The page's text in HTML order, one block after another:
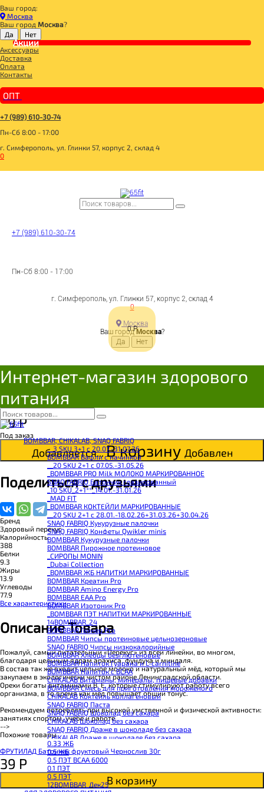
Ваш город:
Москва
Ваш город Москва?
Акции
Аксессуары
Доставка
Оплата
Контакты
ОПТ
+7 (989) 610-30-74
Пн-Сб 8:00 - 17:00
г. Симферополь, ул. Глинки 57, корпус 2, склад 4
0
+7 (989) 610-30-74
Пн-Сб 8:00 - 17:00
г. Симферополь, ул. Глинки 57, корпус 2, склад 4
0
0Р
Москва
Ваш городМосква?
Интернет-магазин здорового
питания
BOMBBAR, CHIKALAB, SNAQ FABRIQ
__3 SKU 3+1 с 20.07.-31.07.26
BOMBBAR Вафли с начинкой
__20 SKU 2+1 с 07.05.-31.05.26
_BOMBBAR PRO Milk МОЛОКО МАРКИРОВАННОЕ
SNAQ FABRIQ Батончик глазированный
_10 SKU_2+1**_14.01.-31.01.26
_MAD FIT
_BOMBBAR КОКТЕЙЛИ МАРКИРОВАННЫЕ
__20 SKU 2+1 с 28.01.-18.02.26+31.03.26+30.04.26
SNAQ FABRIQ Кукурузные палочки
SNAQ FABRIQ Конфеты Qwikler minis
BOMBBAR Кукурузные палочки
BOMBBAR Пирожное протеиновое
_CИРОПЫ MONIN
_Dubai Collection
_BOMBBAR ЖБ НАПИТКИ МАРКИРОВАННЫЕ
BOMBBAR Креатин Pro
BOMBBAR Amino Energy Pro
BOMBBAR EAA Pro
BOMBBAR Изотоник Pro
_BOMBBAR ПЭТ НАПИТКИ МАРКИРОВАННЫЕ
14BOMBBAR_24
BOMBBAR Гейнер Pro
BOMBBAR Чипсы протеиновые цельнозерновые
SNAQ FABRIQ Чипсы низкокалорийные
BOMBBAR Хлебцы безглютеновые
BOMBBAR Напиток Гуарана и L-carnitine
BOMBBAR Напиток с BCAA
CHIKALAB Витамины, минералы, пищевые добавки
BOMBBAR Смесь для приготовления мороженого
CHIKALAB Коктейль коллагеновый
SNAQ FABRIQ Паста
SNAQ FABRIQ Шоколад без сахара
CHIKALAB Шоколад без сахара
SNAQ FABRIQ Драже в шоколаде без сахара
CHIKALAB Драже в шоколаде без сахара
BOMBBAR Каша овсяная с белком
BOMBBAR Джем низкокалорийный
BOMBBAR Сахарозаменитель
BOMBBAR Паста
CHIKALAB Паста
CHIKALAB Смеси для выпечки
0.33 ЖБ
0.5 ЖБ
0.5 ПЭТ ВСАА 6000
0.1 ПЭТ
0.5 ПЭТ
12BOMBBAR_Дек25
Главная
ДЛЯ ЗДОРОВОГО ПИТАНИЯ
СЛАДОСТИ И СНЕКИ
СНЭКИ И БАТОНЧИКИ
ЗДОРОВЫЙ ПЕРЕКУС Батончик-мюсли с орехами и медом 60г
ЗДОРОВЫЙ ПЕРЕКУС
Батончик-мюсли с
орехами и медом 60г
4605169211159
Цена:
39Р
Под заказ
Добавляется...В корзину Добавлен
Поделиться с друзьями
Бренд
Здоровый перекус
Калорийность
388
Белки
9.3
Жиры
13.9
Углеводы
77.9
Все характеристики
Описание Товара
Пожалуй, самый питательный «Перекус» из всей линейки, во многом,
благодаря цельным ядрам арахиса, фундука и миндаля.
В состав так же входит цельное молоко и натуральный мёд, который мы
закупаем в экологически чистом районе Ленинградской области.
Орехи богаты витаминами В, Е, которые стимулируют работу всего
организма, в то время как мёд повышает общий тонус.
Рекомендуем потреблять при высокой умственной и физической активности:
занятиях спортом, учёбе и работе.
-->
Похожие товары
ФРУТИЛАД Батончик фруктовый Чернослив 30г
39 Р
В корзину